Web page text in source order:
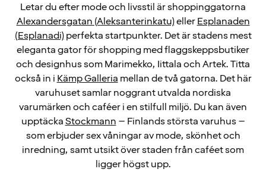
Letar du efter mode och livsstil är shoppinggatorna
Alexandersgatan (Aleksanterinkatu)ellerEsplanaden
(Esplanadi)perfekta startpunkter. Det är stadens mest
eleganta gator för shopping med flaggskeppsbutiker
och designhus som Marimekko, Iittala och Artek. Titta
också in i Kämp Galleria mellan de två gatorna. Det här
varuhuset samlar noggrant utvalda nordiska
varumärken och caféer i en stilfull miljö. Du kan även
upptäckaStockmann – Finlands största varuhus –
som erbjuder sex våningar av mode, skönhet och
inredning, samt utsikt över staden från caféet som
ligger högst upp.